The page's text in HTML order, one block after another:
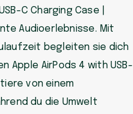
C Charging Case |
Audioerlebnisse. Mit
begleiten sie dich
Apple AirPods 4 with USB-
von einem
du die Umwelt